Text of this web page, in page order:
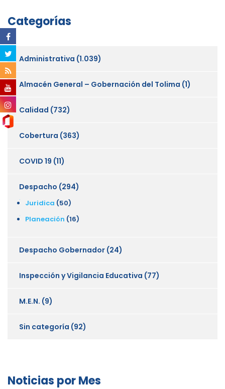
Categorías
Administrativa (1.039)
Almacén General – Gobernación del Tolima (1)
Calidad (732)
Cobertura (363)
COVID 19 (11)
Despacho (294)
Juridica (50)
Planeación (16)
Despacho Gobernador (24)
Inspección y Vigilancia Educativa (77)
M.E.N. (9)
Sin categoría (92)
Noticias por Mes